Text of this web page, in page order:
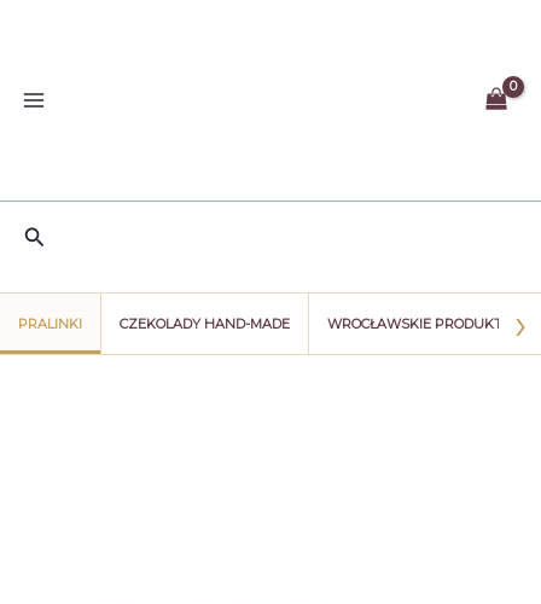
Szukaj
PRALINKI CZEKOLADY HAND-MADE WROCŁAWSKIE PRODUKTY ›